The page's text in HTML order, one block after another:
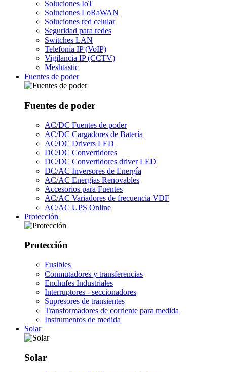
Soluciones IoT
Soluciones LoRaWAN
Soluciones red celular
Seguridad para redes
Switches LAN
Telefonía IP (VoIP)
Vigilancia IP (CCTV)
Meshtastic
Fuentes de poder
Fuentes de poder
AC/DC Fuentes de poder
AC/DC Cargadores de Batería
AC/DC Drivers LED
DC/DC Convertidores
DC/DC Convertidores driver LED
DC/AC Inversores de Energía
AC/AC Energías Renovables
Accesorios para Fuentes
AC/AC Variadores de frecuencia VDF
AC/AC UPS Online
Protección
Protección
Fusibles
Conmutadores y transferencias
Enchufes Industriales
Interruptores - seccionadores
Supresores de transientes
Transformadores de corriente para medida
Instrumentos de medida
Solar
Solar